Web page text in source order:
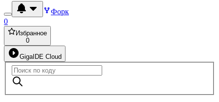
Форк
0
Избранное
0
GigaIDE Cloud